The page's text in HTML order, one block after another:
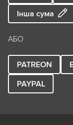
Водночас
потрапляти
Для
“кластері”
фігуранта
собі за
відомих
Інша сума
АБО
PATREON
PAYPAL